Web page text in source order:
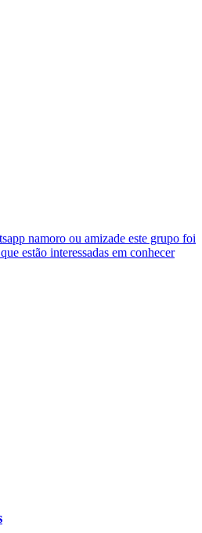
namoro ou amizade este grupo foi
estão interessadas em conhecer